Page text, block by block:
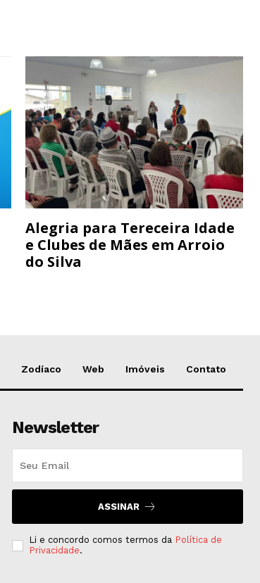
Alegria para Tereceira Idade
e Clubes de Mães em Arroio
do Silva
Zodíaco Web Imóveis Contato
Newsletter
ASSINAR
Li e concordo comos termos da Política de
Privacidade.